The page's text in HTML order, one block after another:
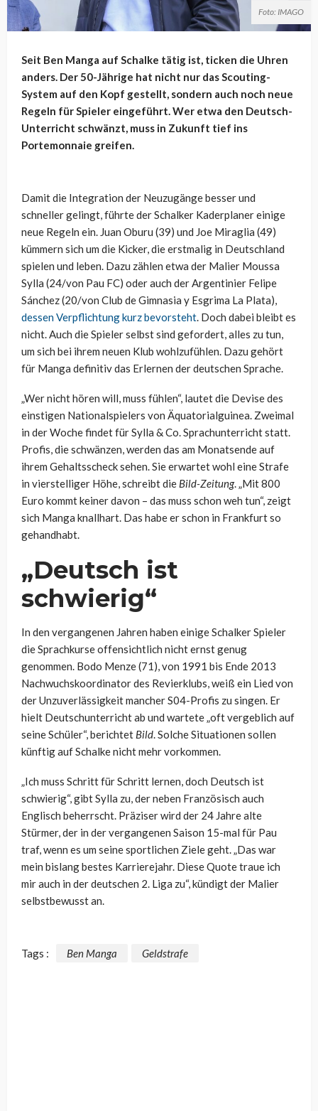
Foto: IMAGO
Seit Ben Manga auf Schalke tätig ist, ticken die Uhren
anders. Der 50-Jährige hat nicht nur das Scouting-
System auf den Kopf gestellt, sondern auch noch neue
Regeln für Spieler eingeführt. Wer etwa den Deutsch-
Unterricht schwänzt, muss in Zukunft tief ins
Portemonnaie greifen.
Damit die Integration der Neuzugänge besser und
schneller gelingt, führte der Schalker Kaderplaner einige
neue Regeln ein. Juan Oburu (39) und Joe Miraglia (49)
kümmern sich um die Kicker, die erstmalig in Deutschland
spielen und leben. Dazu zählen etwa der Malier Moussa
Sylla (24/von Pau FC) oder auch der Argentinier Felipe
Sánchez (20/von Club de Gimnasia y Esgrima La Plata),
dessen Verpflichtung kurz bevorsteht. Doch dabei bleibt es
nicht. Auch die Spieler selbst sind gefordert, alles zu tun,
um sich bei ihrem neuen Klub wohlzufühlen. Dazu gehört
für Manga definitiv das Erlernen der deutschen Sprache.
„Wer nicht hören will, muss fühlen“, lautet die Devise des
einstigen Nationalspielers von Äquatorialguinea. Zweimal
in der Woche findet für Sylla & Co. Sprachunterricht statt.
Profis, die schwänzen, werden das am Monatsende auf
ihrem Gehaltsscheck sehen. Sie erwartet wohl eine Strafe
in vierstelliger Höhe, schreibt die Bild-Zeitung. „Mit 800
Euro kommt keiner davon – das muss schon weh tun“, zeigt
sich Manga knallhart. Das habe er schon in Frankfurt so
gehandhabt.
„Deutsch ist
schwierig“
In den vergangenen Jahren haben einige Schalker Spieler
die Sprachkurse offensichtlich nicht ernst genug
genommen. Bodo Menze (71), von 1991 bis Ende 2013
Nachwuchskoordinator des Revierklubs, weiß ein Lied von
der Unzuverlässigkeit mancher S04-Profis zu singen. Er
hielt Deutschunterricht ab und wartete „oft vergeblich auf
seine Schüler“, berichtet Bild. Solche Situationen sollen
künftig auf Schalke nicht mehr vorkommen.
„Ich muss Schritt für Schritt lernen, doch Deutsch ist
schwierig“, gibt Sylla zu, der neben Französisch auch
Englisch beherrscht. Präziser wird der 24 Jahre alte
Stürmer, der in der vergangenen Saison 15-mal für Pau
traf, wenn es um seine sportlichen Ziele geht. „Das war
mein bislang bestes Karrierejahr. Diese Quote traue ich
mir auch in der deutschen 2. Liga zu“, kündigt der Malier
selbstbewusst an.
Tags : Ben Manga Geldstrafe